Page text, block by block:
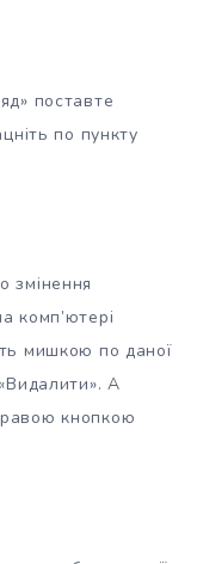
поставте
по пункту
змінення
комп’ютері
мишкою по даної
А
кнопкою